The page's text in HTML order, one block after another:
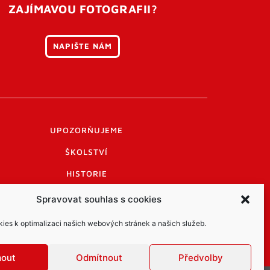
Spravovat souhlas s cookies
k optimalizaci našich webových stránek a našich služeb.
Odmítnout Předvolby
ZAJÍMAVOU FOTOGRAFII?
NAPIŠTE NÁM
UPOZORŇUJEME
ŠKOLSTVÍ
HISTORIE
PRAKTICKÉ INFORMACE